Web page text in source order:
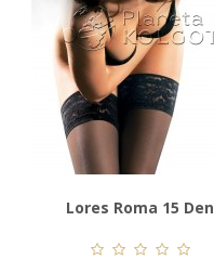
Lores Roma 15 Den
Autoreggenti